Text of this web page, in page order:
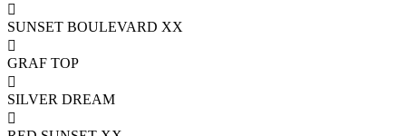

SUNSET BOULEVARD XX

GRAF TOP

SILVER DREAM
